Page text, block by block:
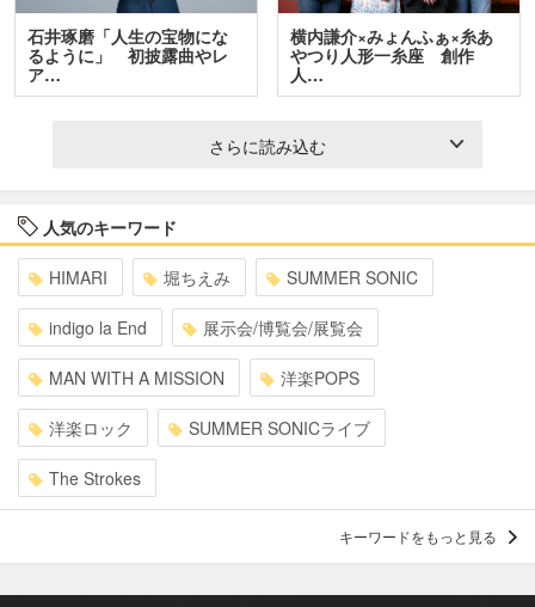
石井琢磨「人生の宝物にな
るように」 初披露曲やレ
ア…
横内謙介×みょんふぁ×糸あ
やつり人形一糸座 創作
人…
さらに読み込む
人気のキーワード
HIMARI 堀ちえみ SUMMER SONIC
indigo la End 展示会/博覧会/展覧会
MAN WITH A MISSION 洋楽POPS
洋楽ロック SUMMER SONICライブ
The Strokes
キーワードをもっと見る